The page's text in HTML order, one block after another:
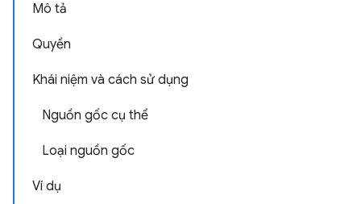
Mô tả
Quyền
Khái niệm và cách sử dụng
Nguồn gốc cụ thể
Loại nguồn gốc
Ví dụ